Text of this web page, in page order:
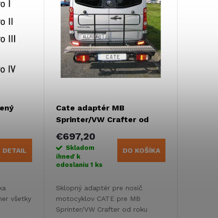
DETAIL
všetky
Cate adaptér MB
Sprinter/VW Crafter od
04/2006 bez ťažného
zariadenia
€697,20
Skladom
ihneď k
odoslaniu 1 ks
DO KOŠÍKA
Sklopný adaptér pre nosič
motocyklov CATE pre MB
Sprinter/VW Crafter od roku